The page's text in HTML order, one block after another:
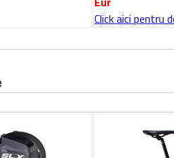
Click aici pentru